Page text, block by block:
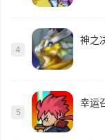
4
神之
5
幸运